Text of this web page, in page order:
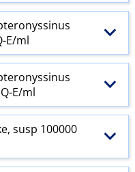
E​/​ml
E​/​ml
susp 100000